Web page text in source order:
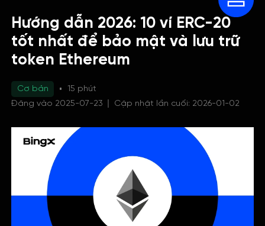
Hướng dẫn 2026: 10 ví ERC-20
tốt nhất để bảo mật và lưu trữ
token Ethereum
Cơ bản
15 phút
Đăng vào 2025-07-23
Cập nhật lần cuối: 2026-01-02